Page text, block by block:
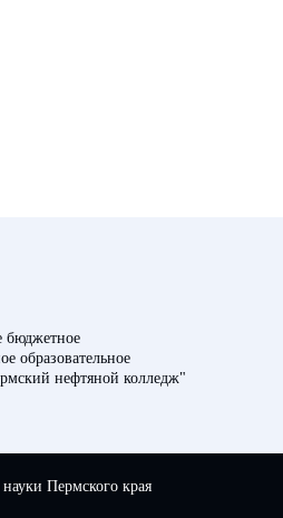
бюджетное
образовательное
нефтяной колледж"
Пермского края